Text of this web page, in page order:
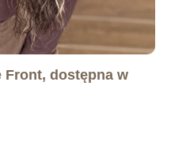
Front, dostępna w